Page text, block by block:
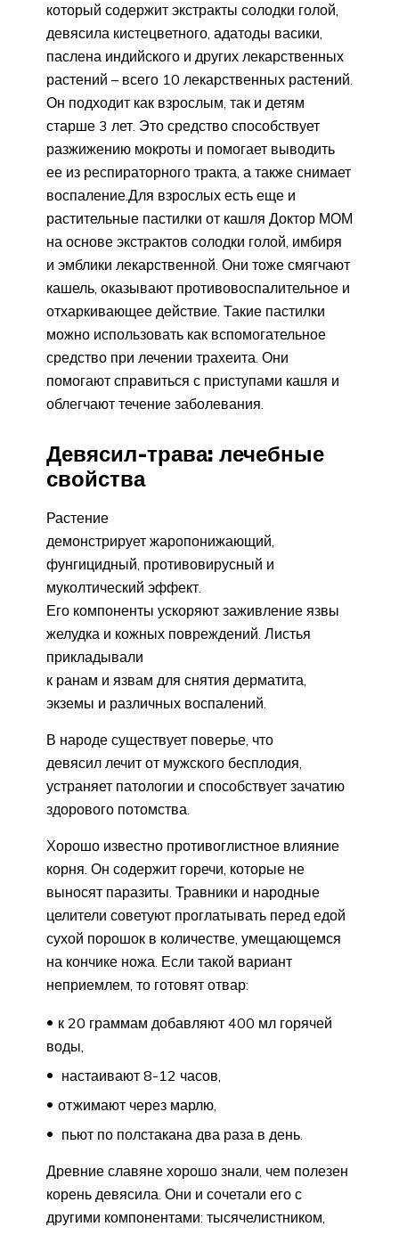
который содержит экстракты солодки голой,
девясила кистецветного, адатоды васики,
паслена индийского и других лекарственных
растений – всего 10 лекарственных растений.
Он подходит как взрослым, так и детям
старше 3 лет. Это средство способствует
разжижению мокроты и помогает выводить
ее из респираторного тракта, а также снимает
воспаление.Для взрослых есть еще и
растительные пастилки от кашля Доктор МОМ
на основе экстрактов солодки голой, имбиря
и эмблики лекарственной. Они тоже смягчают
кашель, оказывают противовоспалительное и
отхаркивающее действие. Такие пастилки
можно использовать как вспомогательное
средство при лечении трахеита. Они
помогают справиться с приступами кашля и
облегчают течение заболевания.
Девясил-трава: лечебные
свойства
Растение
демонстрирует жаропонижающий,
фунгицидный, противовирусный и
муколтический эффект.
Его компоненты ускоряют заживление язвы
желудка и кожных повреждений. Листья
прикладывали
к ранам и язвам для снятия дерматита,
экземы и различных воспалений.
В народе существует поверье, что
девясил лечит от мужского бесплодия,
устраняет патологии и способствует зачатию
здорового потомства.
Хорошо известно противоглистное влияние
корня. Он содержит горечи, которые не
выносят паразиты. Травники и народные
целители советуют проглатывать перед едой
сухой порошок в количестве, умещающемся
на кончике ножа. Если такой вариант
неприемлем, то готовят отвар:
к 20 граммам добавляют 400 мл горячей
воды,
настаивают 8-12 часов,
отжимают через марлю,
пьют по полстакана два раза в день.
Древние славяне хорошо знали, чем полезен
корень девясила. Они и сочетали его с
другими компонентами: тысячелистником,